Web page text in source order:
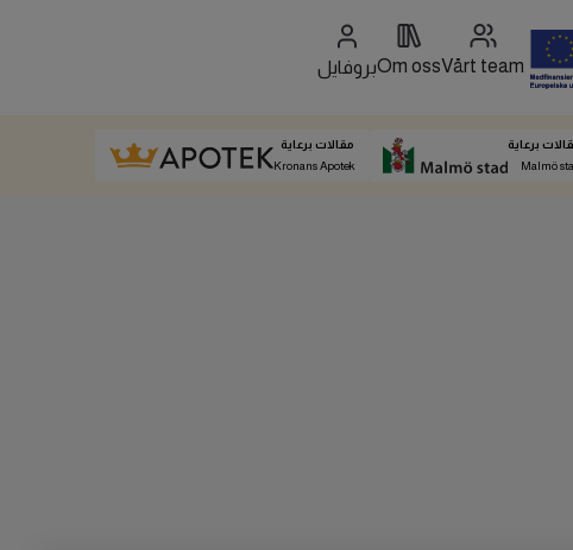
Vårt team
Om ossبروفايل
برعاية
Malmö
مقالات برعاية
Kronans Apotek